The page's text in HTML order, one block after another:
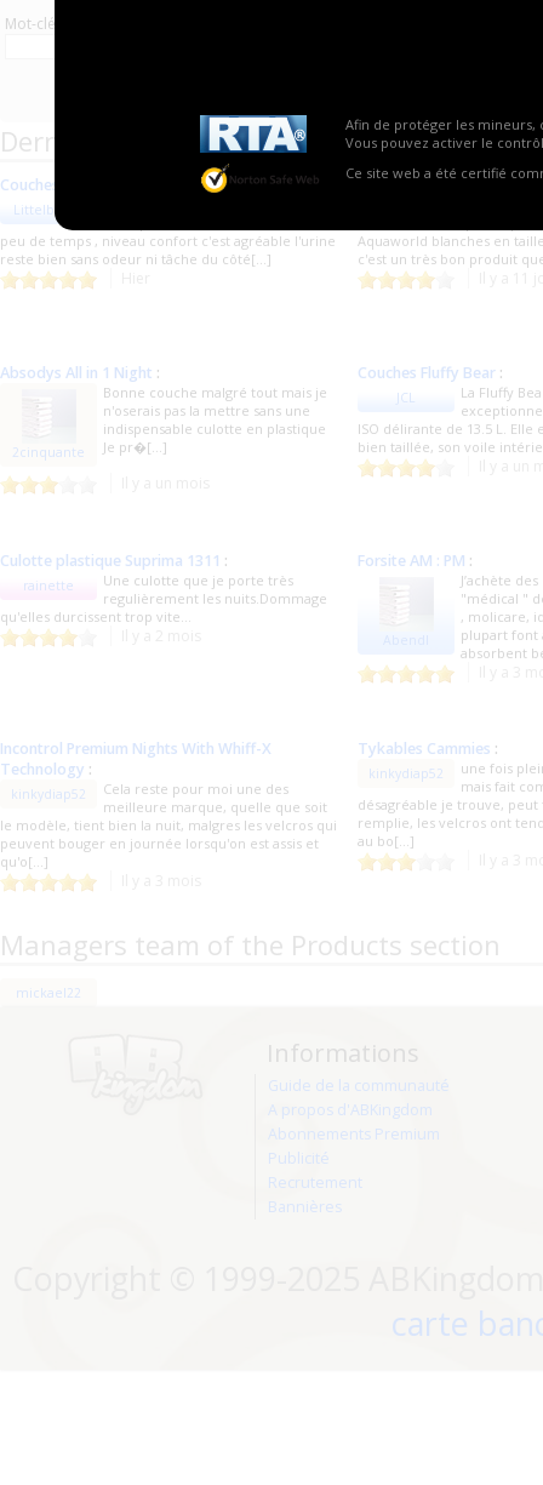
Afin de protéger les mineurs,
Vous pouvez activer le
Ce site web a été certifié
Mot-clé
Derniers commentaires de produits
Couches blanches
Littelboy91
peu de temps , niveau confort c'est agréable l'urine
reste bien sans odeur ni tâche du côté[...]
Couches blanches :
Aquaworld blanches en
c'est un très bon produit
Absodys All in 1 Night :
2cinquante
Bonne couche malgré tout mais je
n'oserais pas la mettre sans une
indispensable culotte en plastique
Je pr�[...]
Couches Fluffy Bear :
JCL
La Fluffy
ISO délirante de 13.5 L.
bien taillée, son voile
Culotte plastique Suprima 1311 :
rainette
Une culotte que je porte très
regulièrement les nuits.Dommage
qu'elles durcissent trop vite...
Forsite AM : PM :
J’achète
"médical "
, molicare,
plupart font
absorbent
Incontrol Premium Nights With Whiff-X
Technology :
kinkydiap52
Cela reste pour moi une des
meilleure marque, quelle que soit
le modèle, tient bien la nuit, malgres les velcros qui
peuvent bouger en journée lorsqu'on est assis et
qu'o[...]
Tykables Cammies :
kinkydiap52
une fois
mais fait
désagréable je trouve,
remplie, les velcros ont
au bo[...]
Managers team of the Products section
mickael22
Informations
Guide de la communauté
A propos d'ABKingdom
Abonnements Premium
Publicité
Recrutement
Bannières
carte